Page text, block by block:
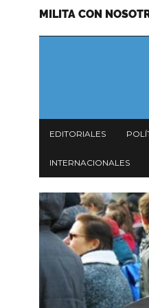
Menu
MILITA CON
principal
EDITORIALES
INTERNACIONALES
Imagen